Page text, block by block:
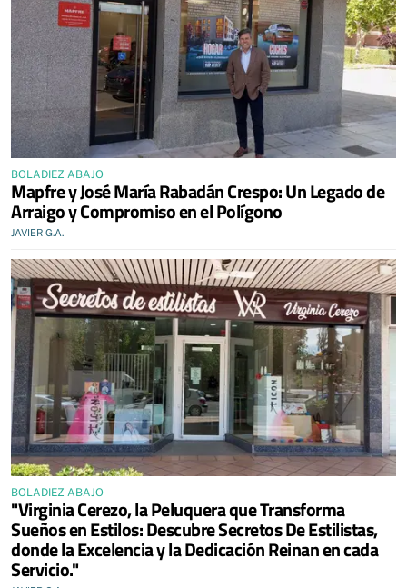
BOLADIEZ ABAJO
Mapfre y José María Rabadán Crespo: Un Legado de
Arraigo y Compromiso en el Polígono
JAVIER G.A.
BOLADIEZ ABAJO
"Virginia Cerezo, la Peluquera que Transforma
Sueños en Estilos: Descubre Secretos De Estilistas,
donde la Excelencia y la Dedicación Reinan en cada
Servicio."